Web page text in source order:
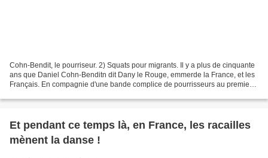
Cohn-Bendit, le pourriseur. 2) Squats pour migrants. Il y a plus de cinquante
ans que Daniel Cohn-Benditn dit Dany le Rouge, emmerde la France, et les
Français. En compagnie d'une bande complice de pourrisseurs au premier
Et pendant ce temps là, en France, les racailles
mènent la danse !